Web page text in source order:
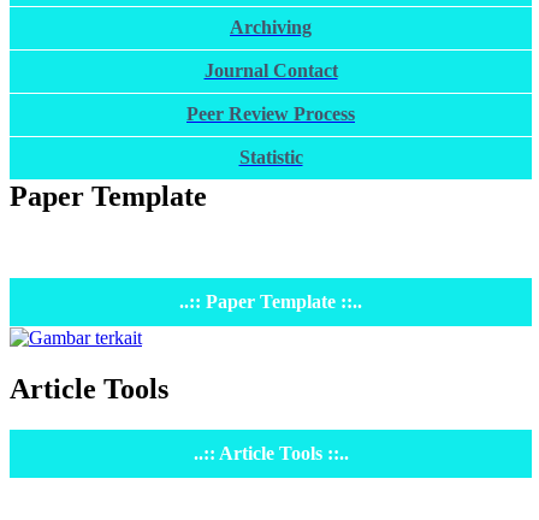
Archiving
Journal Contact
Peer Review Process
Statistic
Paper Template
..:: Paper Template ::..
Article Tools
..:: Article Tools ::..